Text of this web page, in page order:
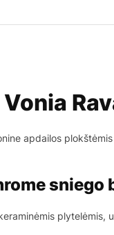
Vonia
apdailos
sniego